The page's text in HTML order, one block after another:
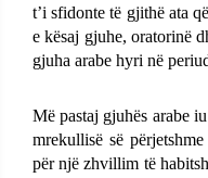
t’i sfidonte të gjithë ata
e kësaj gjuhe, oratorinë
gjuha arabe hyri në
Më pastaj gjuhës arabe
mrekullisë së
për një zhvillim të